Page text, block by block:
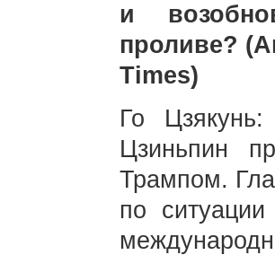
и
проливе?
Times)
Го
Цзиньпин
Трампом.
по